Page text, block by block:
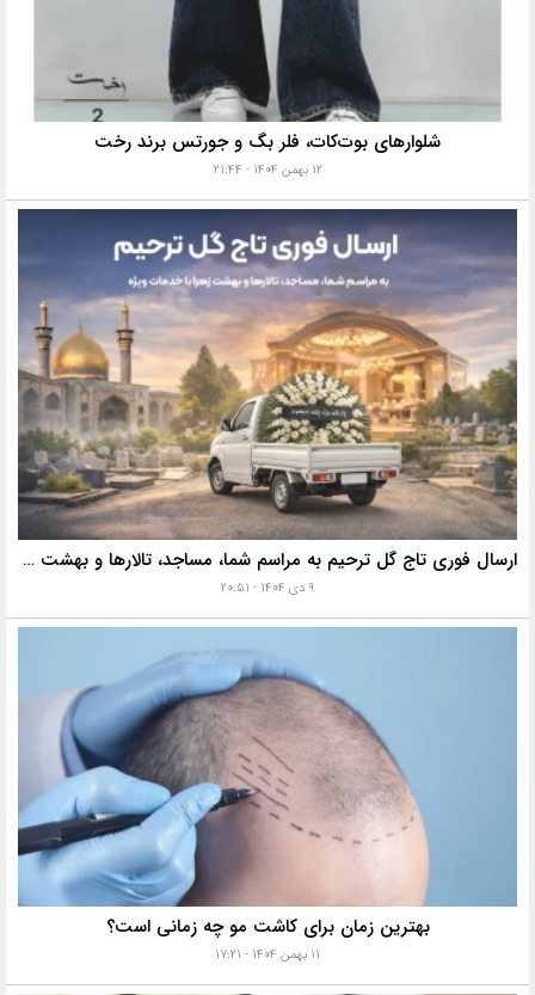
شلوارهای بوت‌کات، فلر بگ و جورتس برند رخت
۱۲ بهمن ۱۴۰۴ - ۲۱:۴۴
ارسال فوری تاج گل ترحیم به مراسم شما، مساجد، تالارها و بهشت زهرا با خدمات ویژه
۹ دی ۱۴۰۴ - ۲۰:۵۱
بهترین زمان برای کاشت مو چه زمانی است؟
۱۱ بهمن ۱۴۰۴ - ۱۷:۲۱